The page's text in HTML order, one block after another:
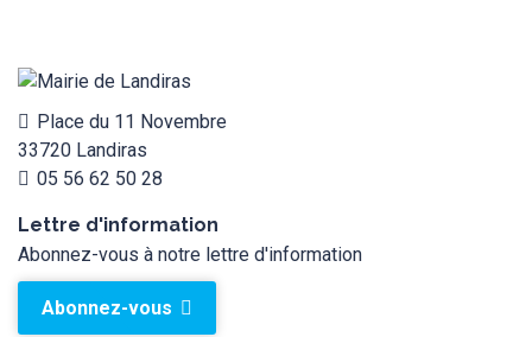
Place du 11 Novembre
33720 Landiras
05 56 62 50 28
Lettre d'information
Abonnez-vous à notre lettre d'information
Abonnez-vous